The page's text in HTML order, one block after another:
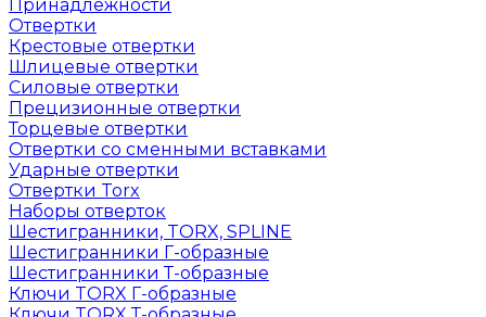
Принадлежности
Отвертки
Крестовые отвертки
Шлицевые отвертки
Силовые отвертки
Прецизионные отвертки
Торцевые отвертки
Отвертки со сменными вставками
Ударные отвертки
Отвертки Torx
Наборы отверток
Шестигранники, TORX, SPLINE
Шестигранники Г-образные
Шестигранники Т-образные
Ключи TORX Г-образные